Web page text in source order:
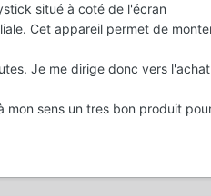
situé à coté de l'écran
Cet appareil permet de
Je me dirige donc vers
sens un tres bon produit